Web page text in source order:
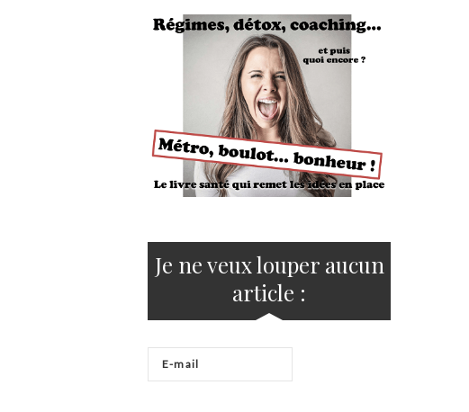
Je ne veux louper aucun
article :